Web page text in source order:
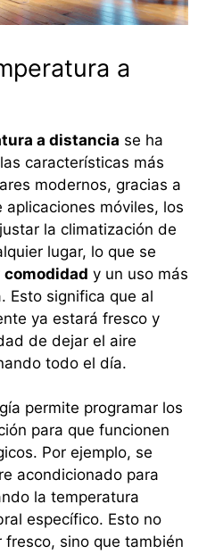
a
a distancia se ha
características más
modernos, gracias a
móviles, los
la climatización de
lugar, lo que se
comodidad y un uso más
Esto significa que al
ya estará fresco y
de dejar el aire
todo el día.
permite programar los
para que funcionen
Por ejemplo, se
acondicionado para
la temperatura
específico. Esto no
fresco, sino que también